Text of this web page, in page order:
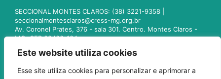
Este website utiliza cookies
Esse site utiliza cookies para personalizar e aprimorar a
SECCIONAL MONTES CLAROS: (38) 3221-9358 |
seccionalmontesclaros@cress-mg.org.br
Av. Coronel Prates, 376 - sala 301. Centro. Montes Claros -
MG. CEP 39400-104
seccionaluberlandia@cress-mg.org.br